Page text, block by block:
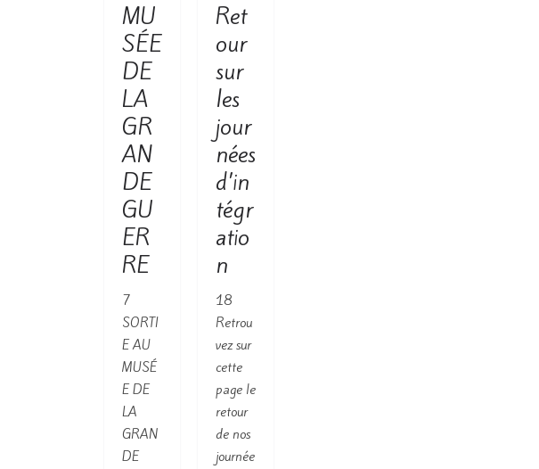
MU
SÉE
DE
LA
GR
AN
DE
GU
ER
RE
7
SORTI
E AU
MUSÉ
E DE
LA
GRAN
DE
Ret
our
sur
les
jour
nées
d’in
tégr
atio
n
18
Retrou
vez sur
cette
page le
retour
de nos
journée